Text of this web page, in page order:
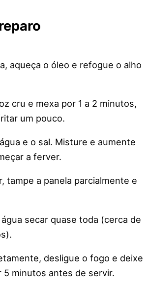
aqueça o óleo e refogue o alho
cru e mexa por 1 a 2 minutos,
um pouco.
e o sal. Misture e aumente
a ferver.
tampe a panela parcialmente e
secar quase toda (cerca de
desligue o fogo e deixe
5 minutos antes de servir.